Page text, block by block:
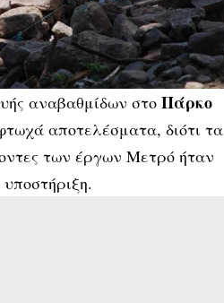
αναβαθμίδων στο Πάρκο
αποτελέσματα, διότι τα
των έργων Μετρό ήταν